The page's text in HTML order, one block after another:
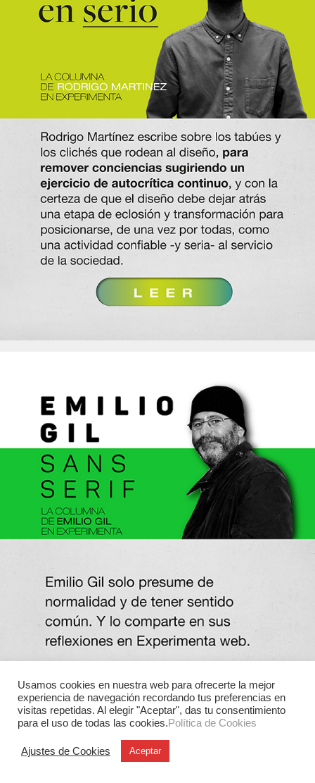
Usamos cookies en nuestra web para ofrecerte la mejor
experiencia de navegación recordando tus preferencias en
visitas repetidas. Al elegir "Aceptar", das tu consentimiento
para el uso de todas las cookies.Política de Cookies
Ajustes de Cookies Aceptar